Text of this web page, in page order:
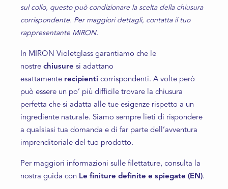
sul collo, questo può condizionare la scelta della chiusura
corrispondente. Per maggiori dettagli, contatta il tuo
rappresentante MIRON.
In MIRON Violetglass garantiamo che le
nostre chiusure si adattano
esattamente recipienti corrispondenti. A volte però
può essere un po’ più difficile trovare la chiusura
perfetta che si adatta alle tue esigenze rispetto a un
ingrediente naturale. Siamo sempre lieti di rispondere
a qualsiasi tua domanda e di far parte dell’avventura
imprenditoriale del tuo prodotto.
Per maggiori informazioni sulle filettature, consulta la
nostra guida con Le finiture definite e spiegate (EN).